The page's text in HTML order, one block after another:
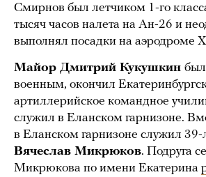
Смирнов был летчиком 1-го
тысяч часов налета на Ан-26 и
выполнял посадки на аэродроме
Майор Дмитрий Кукушкин
военным, окончил
артиллерийское командное
служил в Еланском гарнизоне.
в Еланском гарнизоне служил 39-
Вячеслав Микрюков. Подруга
Микрюкова по имени Екатерина